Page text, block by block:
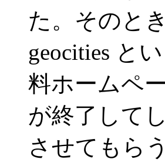
た。そのと
geocities と
料ホームペ
が終了して
させてもら